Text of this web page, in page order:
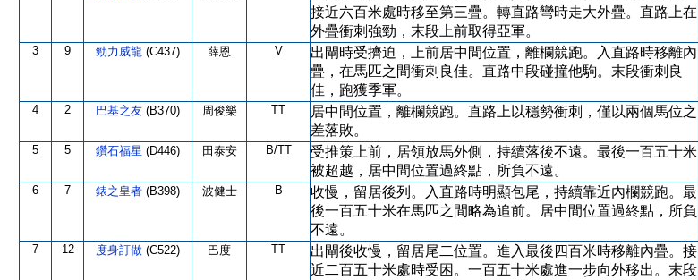
接近六百米處時移至第三疊。轉直路彎時走大外疊。直路上在
外疊衝刺強勁，末段上前取得亞軍。
3 9 勁力威龍 (C437) 薛恩 V
出閘時受擠迫，上前居中間位置，離欄競跑。入直路時移離內
疊，在馬匹之間衝刺良佳。直路中段碰撞他駒。末段衝刺良
佳，跑獲季軍。
4 2 巴基之友 (B370) 周俊樂 TT
居中間位置，離欄競跑。直路上以穩勢衝刺，僅以兩個馬位之
差落敗。
5 5 鑽石福星 (D446) 田泰安 B/TT
受推策上前，居領放馬外側，持續落後不遠。最後一百五十米
被超越，居中間位置過終點，所負不遠。
6 7 錶之皇者 (B398) 波健士 B
收慢，留居後列。入直路時明顯包尾，持續靠近內欄競跑。最
後一百五十米在馬匹之間略為追前。居中間位置過終點，所負
不遠。
7 12 度身訂做 (C522) 巴度 TT
出閘後收慢，留居尾二位置。進入最後四百米時移離內疊。接
近二百五十米處時受困。一百五十米處進一步向外移出。末段